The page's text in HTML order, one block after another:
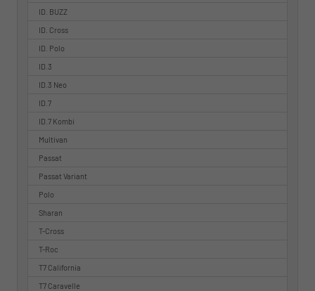
ID. BUZZ
ID. Cross
ID. Polo
ID.3
ID.3 Neo
ID.7
ID.7 Kombi
Multivan
Passat
Passat Variant
Polo
Sharan
T-Cross
T-Roc
T7 California
T7 Caravelle